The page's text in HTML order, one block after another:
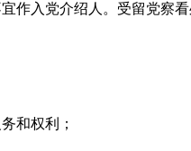
作入党介绍人。受留党察
和权利；